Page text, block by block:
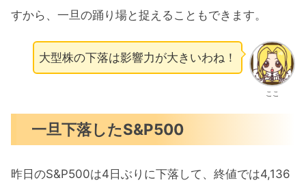
すから、一旦の踊り場と捉えることもできます。
ここ
大型株の下落は影響力が大きいわね！
一旦下落したS&P500
昨日のS&P500は4日ぶりに下落して、終値では4,136